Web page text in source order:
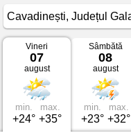
Vremea
Cavadinești
Județul
Galați
Vineri
07
august
min.
+24°
max.
+35°
Sâmbătă
08
august
min.
+23°
max.
+32°